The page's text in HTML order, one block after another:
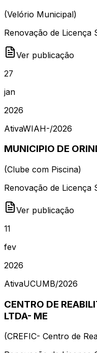
(Velório Municipal)
Renovação de Licença
Ver publicação
27
jan
2026
AtivaWIAH-/2026
MUNICIPIO DE
(Clube com Piscina)
Renovação de Licença
Ver publicação
11
fev
2026
AtivaUCUMB/2026
CENTRO DE
LTDA- ME
(CREFIC- Centro de